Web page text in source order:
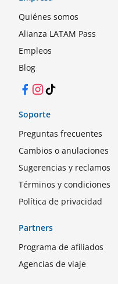
Quiénes somos
Alianza LATAM Pass
Empleos
Blog
Facebook
Instagram
TikTok
Soporte
Preguntas frecuentes
Cambios o anulaciones
Sugerencias y reclamos
Términos y condiciones
Política de privacidad
Partners
Programa de afiliados
Agencias de viaje